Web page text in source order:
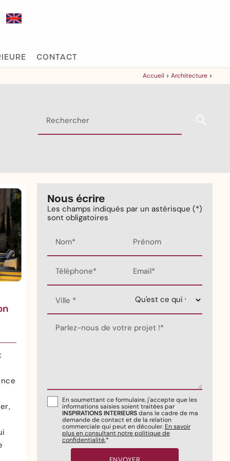
Select Language
CONTACT
Accueil >Architecture >
Rechercher
Nous écrire
Les champs indiqués par un astérisque (*)
sont obligatoires
Nom* Prénom
Téléphone* Email*
Ville *
Parlez-nous de votre projet !*
En soumettant ce formulaire, j'accepte que les
informations saisies soient traitées par
INSPIRATIONS INTERIEURSdans le cadre de ma
demande de contact et de la relation
commerciale qui peut en découler. En savoir
plus en consultant notre politique de
confidentialité.*